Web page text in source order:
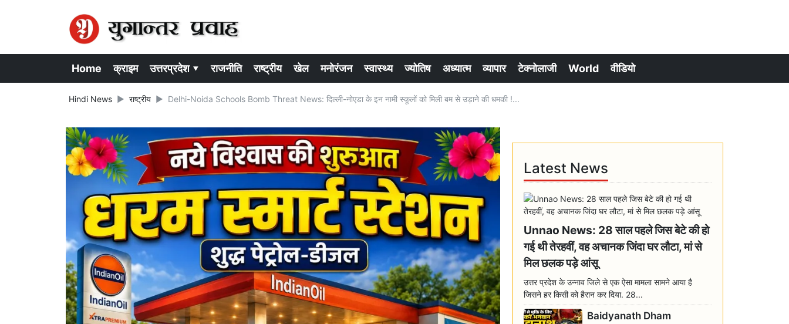
Home क्राइम उत्तरप्रदेश ▾ राजनीति राष्ट्रीय खेल मनोरंजन स्वास्थ्य ज्योतिष अध्यात्म व्यापार टेक्नोलाजी World वीडियो
Hindi News राष्ट्रीय Delhi-Noida Schools Bomb Threat News: दिल्ली-नोएडा के इन नामी स्कूलों को मिली बम से उड़ाने की धमकी !...
Latest News
Unnao News: 28 साल पहले जिस बेटे की हो
गई थी तेरहवीं, वह अचानक जिंदा घर लौटा, मां से
मिल छलक पड़े आंसू
उत्तर प्रदेश के उन्नाव जिले से एक ऐसा मामला सामने आया है
जिसने हर किसी को हैरान कर दिया. 28...
Baidyanath Dham